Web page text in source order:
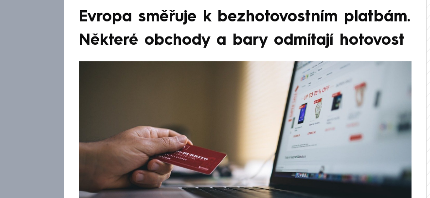
Evropa směřuje k bezhotovostním platbám.
Některé obchody a bary odmítají hotovost